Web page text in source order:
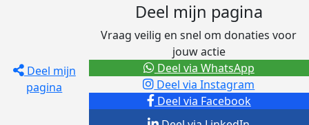
Deel mijn
pagina
Deel mijn pagina
Vraag veilig en snel om donaties voor
jouw actie
Deel via Facebook
Deel via Instagram
Deel via WhatsApp